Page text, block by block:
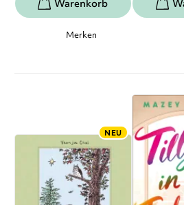
Merken
NEU